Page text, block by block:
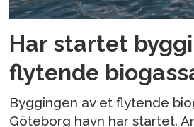
Har startet
flytende
Byggingen av et flytende
Göteborg havn har startet.